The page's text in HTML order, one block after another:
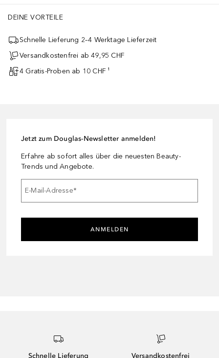
DEINE VORTEILE
Schnelle Lieferung 2–4 Werktage Lieferzeit
Versandkostenfrei ab 49,95 CHF
4 Gratis-Proben ab 10 CHF ¹
Jetzt zum Douglas-Newsletter anmelden!
Erfahre ab sofort alles über die neuesten Beauty-
Trends und Angebote.
E-Mail-Adresse*
ANMELDEN
Schnelle Lieferung Versandkostenfrei